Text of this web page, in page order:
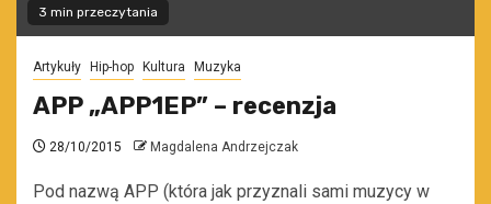
3 min przeczytania
Artykuły Hip-hop Kultura Muzyka
APP „APP1EP” – recenzja
28/10/2015 Magdalena Andrzejczak
Pod nazwą APP (która jak przyznali sami muzycy w